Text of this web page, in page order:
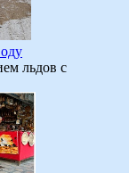
льдов с